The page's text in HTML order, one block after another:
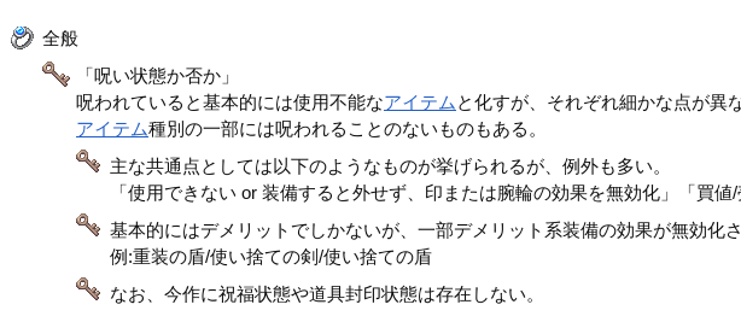
全般
「呪い状態か否か」
呪われていると基本的には使用不能なアイテム と化すが、それぞれ細かな点が異な
アイテム種別の一部には呪われることのないものもある。
主な共通点としては以下のようなものが挙げられるが、例外も多い。
「使用できない or 装備すると外せず、印または腕輪の効果を無効化」「買
基本的にはデメリットでしかないが、一部デメリット系装備の効果が無効化
例:重装の盾/使い捨ての剣/使い捨ての盾
なお、今作に祝福状態や道具封印状態は存在しない。